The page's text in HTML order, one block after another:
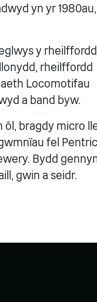
yn yr
y
rheilffordd
Locomotifau
a band byw.
bragdy micro
fel
Bydd
gwin a seidr.